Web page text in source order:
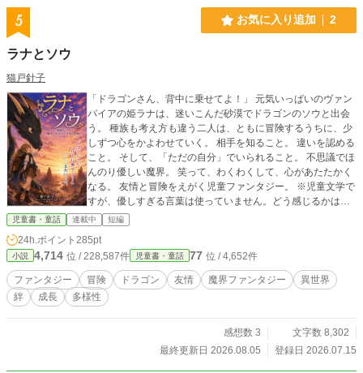
5 お気に入り追加 2
ラナとソウ
猫戸針子
「ドラゴンさん、背中に乗せてよ！」 元気いっぱいのヴァン
パイアの姫ラナは、迷いこんだ砂漠でドラゴンのソウと出会
う。 種族も考え方も違う二人は、ともに冒険するうちに、少
しずつ心をかよわせていく。 相手を知ること。 違いを認める
こと。 そして、「ただの自分」でいられること。 不思議でほ
んのり優しい魔界。 笑って、わくわくして、心があたたかく
なる。 友情と冒険をえがく児童ファンタジー。 ※児童文学で
すが、優しすぎる言葉は使っていません。どう感じるかは読
者さま次第です。
児童書・童話 連載中 短編
24h.ポイント 285pt
小説 4,714 位 / 228,587件 児童書・童話 77 位 / 4,652件
ファンタジー 冒険 ドラゴン 友情 魔界ファンタジー
異世界
絆
成長 多様性
感想数 3
文字数 8,302
最終更新日 2026.08.05
登録日 2026.07.15